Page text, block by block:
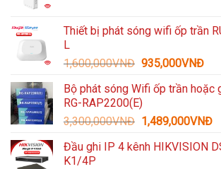
Thiết bị phát sóng wifi ốp trần
L
1,600,000VNĐ Giá
là:
1,600,000VNĐ.
935,000VNĐGiá
tại
Bộ phát sóng Wifi ốp trần hoặc
RG-RAP2200(E)
3,300,000VNĐ Giá
là:
1,489,000VNĐGiá
Đầu ghi IP 4 kênh HIKVISION
K1/4P